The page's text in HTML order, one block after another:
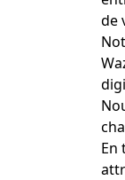
de
En